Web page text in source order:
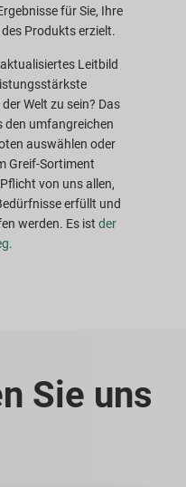
für Sie, Ihre
Produkts erzielt.
Leitbild
Welt zu sein? Das
den umfangreichen
auswählen oder
Greif-Sortiment
von uns allen,
erfüllt und
werden. Es ist der
Sie uns